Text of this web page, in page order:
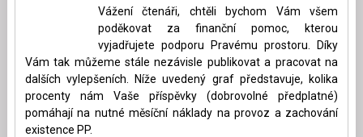
Vážení čtenáři, chtěli bychom Vám všem
poděkovat za finanční pomoc, kterou
vyjadřujete podporu Pravému prostoru. Díky
Vám tak můžeme stále nezávisle publikovat a pracovat na
dalších vylepšeních. Níže uvedený graf představuje, kolika
procenty nám Vaše příspěvky (dobrovolné předplatné)
pomáhají na nutné měsíční náklady na provoz a zachování
existence PP.